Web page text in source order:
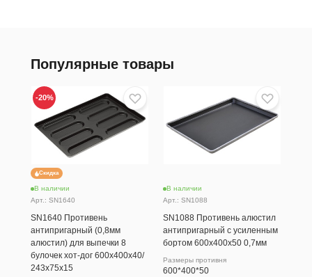
Популярные товары
Скидка
В наличии
Арт.: SN1640
SN1640 Противень
антипригарный (0,8мм
алюстил) для выпечки 8
булочек хот-дог 600х400х40/
243х75х15
-20%
В наличии
Арт.: SN1088
SN1088 Противень алюстил
антипригарный с усиленным
бортом 600х400х50 0,7мм
Размеры противня
600*400*50